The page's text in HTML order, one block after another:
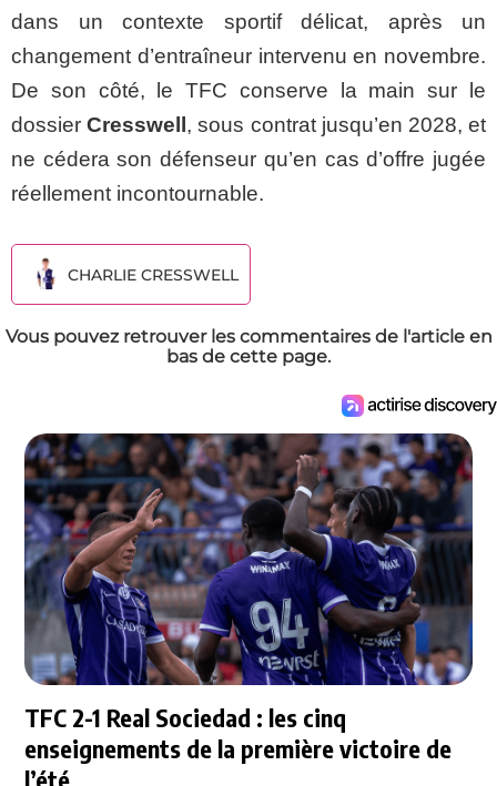
dans un contexte sportif délicat, après un
changement d’entraîneur intervenu en novembre.
De son côté, le TFC conserve la main sur le
dossierCresswell , sous contrat jusqu’en 2028, et
ne cédera son défenseur qu’en cas d’offre jugée
réellement incontournable.
CHARLIE CRESSWELL
Vous pouvez retrouver les commentaires de l'article en
bas de cette page.
TFC 2-1 Real Sociedad : les cinq
enseignements de la première victoire de
l’été